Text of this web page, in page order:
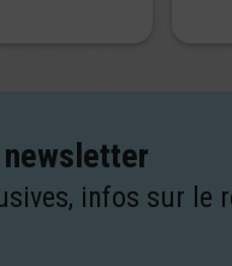
infos sur le